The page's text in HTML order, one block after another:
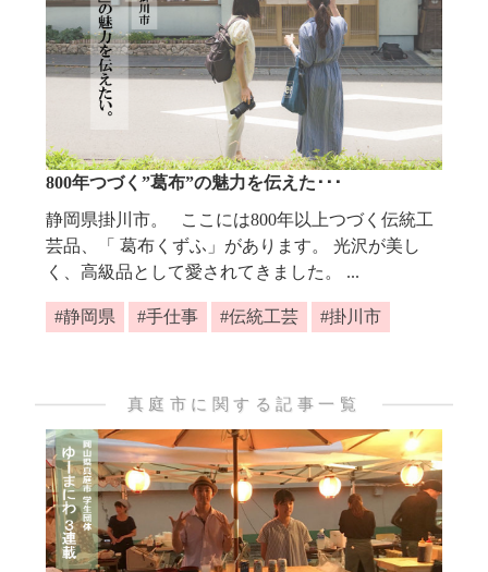
800年つづく”葛布”の魅力を伝えた･･･
静岡県掛川市。 ここには800年以上つづく伝統工
芸品、「 葛布くずふ」があります。 光沢が美し
く、高級品として愛されてきました。 ...
静岡県 手仕事 伝統工芸 掛川市
真庭市に関する記事一覧